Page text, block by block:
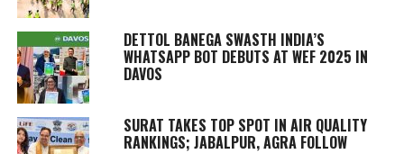
DETTOL BANEGA SWASTH INDIA’S
WHATSAPP BOT DEBUTS AT WEF 2025 IN
DAVOS
SURAT TAKES TOP SPOT IN AIR QUALITY
RANKINGS; JABALPUR, AGRA FOLLOW